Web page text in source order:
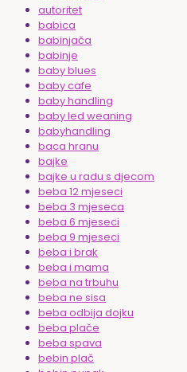
autoritet
babica
babinjača
babinje
baby blues
baby cafe
baby handling
baby led weaning
babyhandling
baca hranu
bajke
bajke u radu s djecom
beba 12 mjeseci
beba 3 mjeseca
beba 6 mjeseci
beba 9 mjeseci
beba i brak
beba i mama
beba na trbuhu
beba ne sisa
beba odbija dojku
beba plače
beba spava
bebin plač